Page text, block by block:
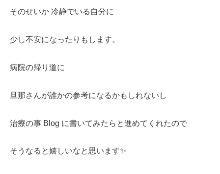
そのせいか 冷静でいる自分に
少し不安になったりもします。
病院の帰り道に
旦那さんが誰かの参考になるかもしれないし
治療の事 Blog に書いてみたらと進めてくれたので
そうなると嬉しいなと思います✨